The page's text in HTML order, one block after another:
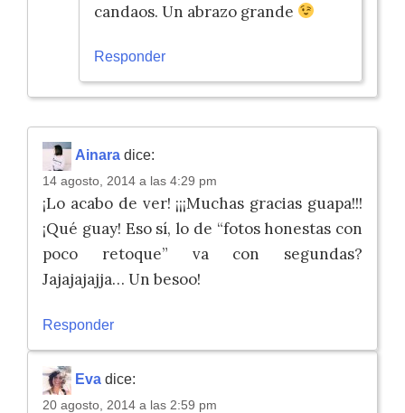
candaos. Un abrazo grande
Responder
Ainara dice:
14 agosto, 2014 a las 4:29 pm
¡Lo acabo de ver! ¡¡¡Muchas gracias guapa!!!
¡Qué guay! Eso sí, lo de “fotos honestas con
poco retoque” va con segundas?
Jajajajajja… Un besoo!
Responder
Eva dice:
20 agosto, 2014 a las 2:59 pm